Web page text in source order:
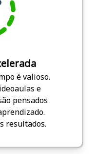
é valioso.
e
pensados
resultados.